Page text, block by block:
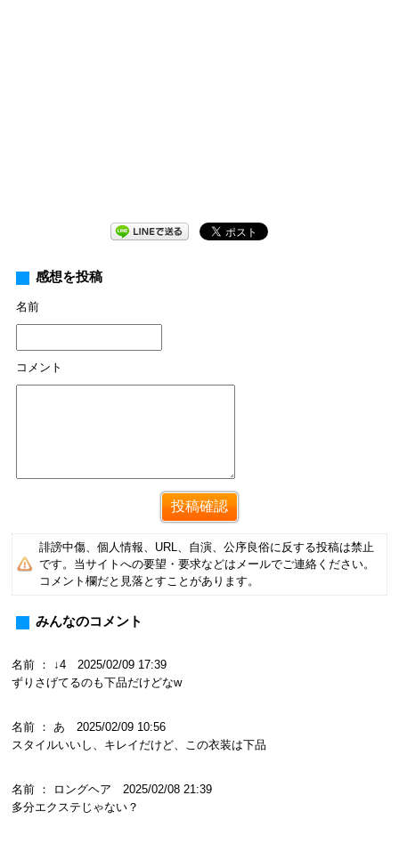
感想を投稿
名前
コメント
誹謗中傷、個人情報、URL、自演、公序良俗に反する投稿は禁止
です。当サイトへの要望・要求などはメールでご連絡ください。
コメント欄だと見落とすことがあります。
みんなのコメント
名前 ： ↓4 2025/02/09 17:39
ずりさげてるのも下品だけどなw
名前 ： あ 2025/02/09 10:56
スタイルいいし、キレイだけど、この衣装は下品
名前 ： ロングヘア 2025/02/08 21:39
多分エクステじゃない？